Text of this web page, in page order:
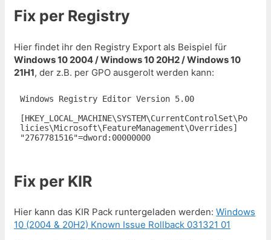
Fix per Registry
Hier findet ihr den Registry Export als Beispiel für
Windows 10 2004 / Windows 10 20H2 / Windows 10
21H1, der z.B. per GPO ausgerolt werden kann:
Windows Registry Editor Version 5.00
[HKEY_LOCAL_MACHINE\SYSTEM\CurrentControlSet\Po
licies\Microsoft\FeatureManagement\Overrides]
"2767781516"=dword:00000000
Fix per KIR
Hier kann das KIR Pack runtergeladen werden: Windows
10 (2004 & 20H2) Known Issue Rollback 031321 01